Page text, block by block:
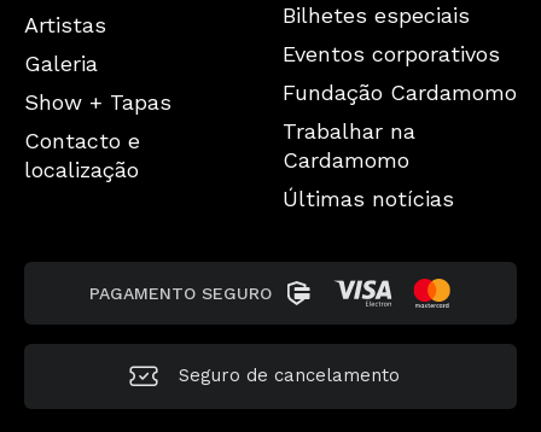
Artistas
Galeria
Show + Tapas
Contacto e
localização
Bilhetes especiais
Eventos corporativos
Fundação Cardamomo
Trabalhar na
Cardamomo
Últimas notícias
PAGAMENTO SEGURO
Seguro de cancelamento